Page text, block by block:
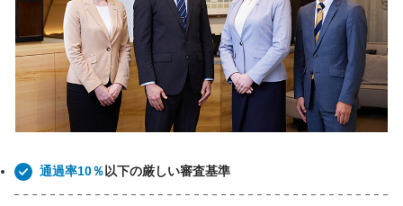
通過率10％ 以下の厳しい審査基準